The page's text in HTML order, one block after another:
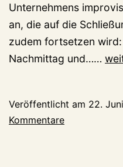
Unternehmens
an, die auf die
zudem fortsetzen
Nachmittag und……
zu!
Veröffentlicht am 22.
Kommentare